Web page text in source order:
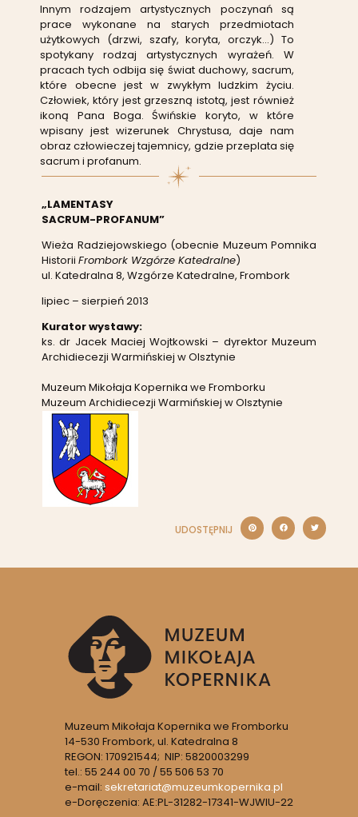
Innym rodzajem artystycznych poczynań są
prace wykonane na starych przedmiotach
użytkowych (drzwi, szafy, koryta, orczyk…) To
spotykany rodzaj artystycznych wyrażeń. W
pracach tych odbija się świat duchowy, sacrum,
które obecne jest w zwykłym ludzkim życiu.
Człowiek, który jest grzeszną istotą, jest również
ikoną Pana Boga. Świńskie koryto, w które
wpisany jest wizerunek Chrystusa, daje nam
obraz człowieczej tajemnicy, gdzie przeplata się
sacrum i profanum.
„LAMENTASY
SACRUM-PROFANUM”
Wieża Radziejowskiego (obecnie Muzeum Pomnika
Historii Frombork Wzgórze Katedralne)
ul. Katedralna 8, Wzgórze Katedralne, Frombork
lipiec – sierpień 2013
Kurator wystawy:
ks. dr Jacek Maciej Wojtkowski – dyrektor Muzeum
Archidiecezji Warmińskiej w Olsztynie
Muzeum Mikołaja Kopernika we Fromborku
Muzeum Archidiecezji Warmińskiej w Olsztynie
UDOSTĘPNIJ
Muzeum Mikołaja Kopernika we Fromborku
14-530 Frombork, ul. Katedralna 8
REGON: 170921544; NIP: 5820003299
tel.: 55 244 00 70 / 55 506 53 70
e-mail: sekretariat@muzeumkopernika.pl
e-Doręczenia: AE:PL-31282-17341-WJWIU-22